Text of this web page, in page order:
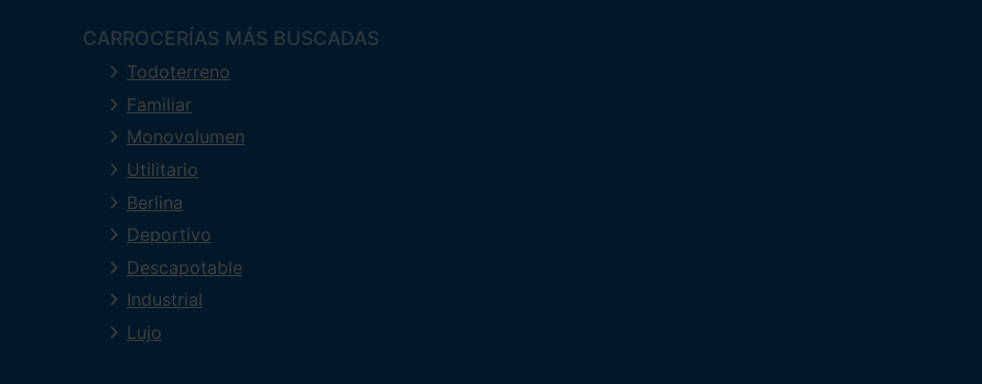
CARROCERÍAS MÁS BUSCADAS
Todoterreno
Familiar
Monovolumen
Utilitario
Berlina
Deportivo
Descapotable
Industrial
Lujo